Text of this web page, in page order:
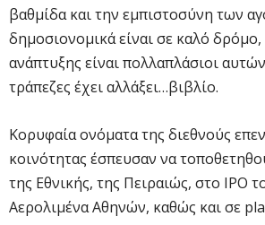
βαθμίδα και την εμπιστοσύνη των
δημοσιονομικά είναι σε καλό
ανάπτυξης είναι πολλαπλάσιοι
τράπεζες έχει αλλάξει…βιβλίο.
Κορυφαία ονόματα της διεθνούς
κοινότητας έσπευσαν να
της Εθνικής, της Πειραιώς, στο IPO
Αερολιμένα Αθηνών, καθώς και σε